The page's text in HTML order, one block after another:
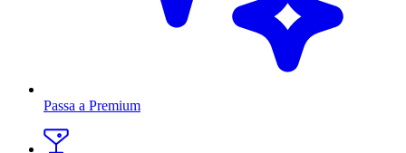
Passa a Premium